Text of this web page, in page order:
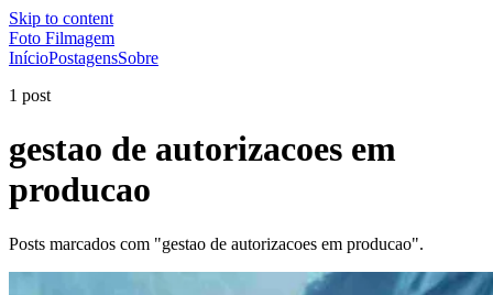
Skip to content
Foto Filmagem
InícioPostagensSobre
1 post
gestao de autorizacoes em
producao
Posts marcados com "gestao de autorizacoes em producao".